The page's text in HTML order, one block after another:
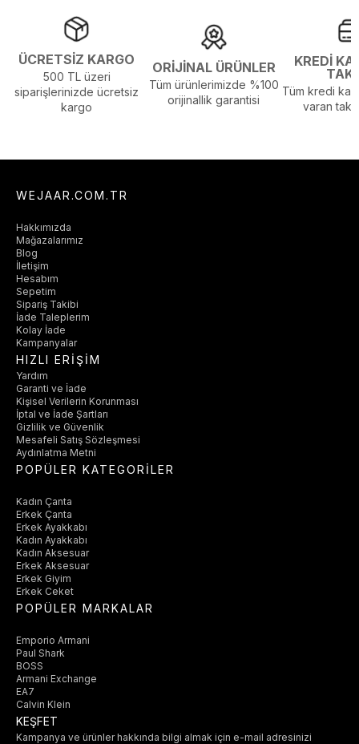
ÜCRETSİZ KARGO
500 TL üzeri
siparişlerinizde ücretsiz
kargo
ORİJİNAL ÜRÜNLER
Tüm ürünlerimizde %100
orijinallik garantisi
KREDİ
Tüm kredi
varan
WEJAAR.COM.TR
Hakkımızda
Mağazalarımız
Blog
İletişim
Hesabım
Sepetim
Sipariş Takibi
İade Taleplerim
Kolay İade
Kampanyalar
HIZLI ERİŞİM
Yardım
Garanti ve İade
Kişisel Verilerin Korunması
İptal ve İade Şartları
Gizlilik ve Güvenlik
Mesafeli Satış Sözleşmesi
Aydınlatma Metni
POPÜLER KATEGORİLER
Kadın Çanta
Erkek Çanta
Erkek Ayakkabı
Kadın Ayakkabı
Kadın Aksesuar
Erkek Aksesuar
Erkek Giyim
Erkek Ceket
POPÜLER MARKALAR
Emporio Armani
Paul Shark
BOSS
Armani Exchange
EA7
Calvin Klein
KEŞFET
Kampanya ve ürünler hakkında bilgi almak için e-mail adresinizi